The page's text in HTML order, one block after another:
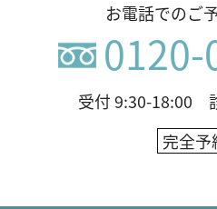
お電話でのご
受付 9:30-18:00
完全予